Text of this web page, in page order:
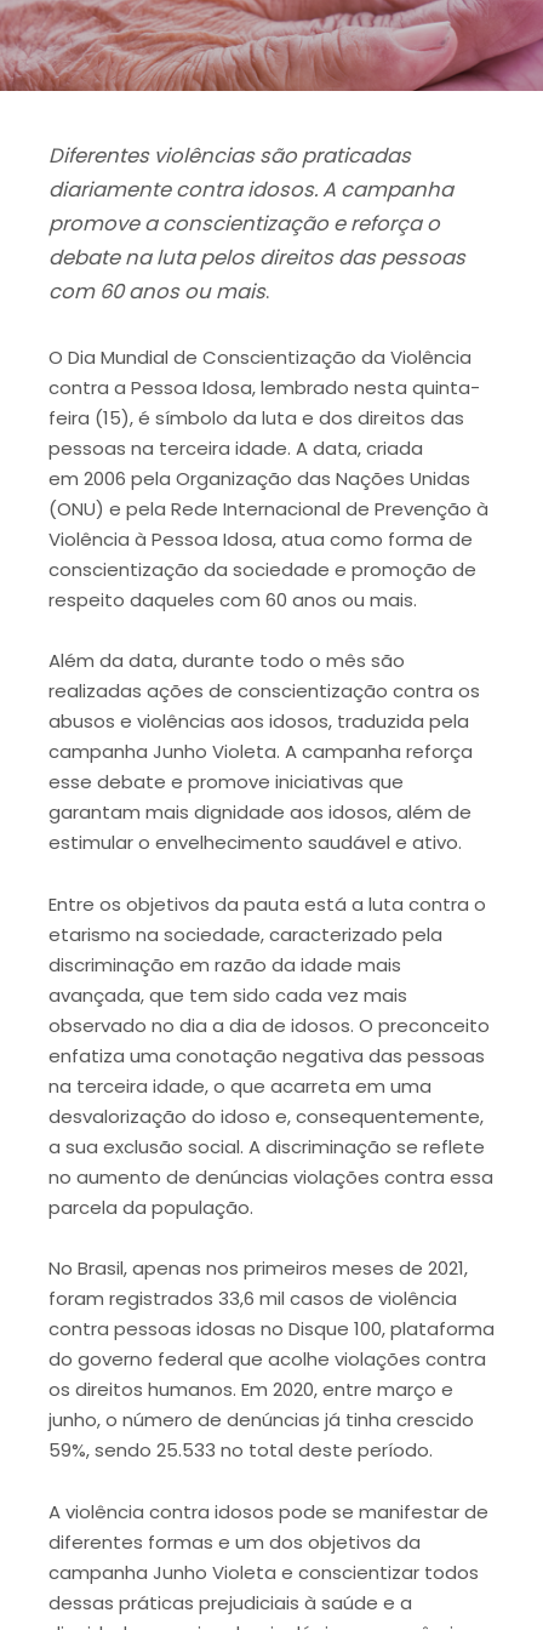
Diferentes violências são praticadas
diariamente contra idosos. A campanha
promove a conscientização e reforça o
debate na luta pelos direitos das pessoas
com 60 anos ou mais.
O Dia Mundial de Conscientização da Violência
contra a Pessoa Idosa, lembrado nesta quinta-
feira (15), é símbolo da luta e dos direitos das
pessoas na terceira idade. A data, criada
em 2006 pela Organização das Nações Unidas
(ONU) e pela Rede Internacional de Prevenção à
Violência à Pessoa Idosa, atua como forma de
conscientização da sociedade e promoção de
respeito daqueles com 60 anos ou mais.
Além da data, durante todo o mês são
realizadas ações de conscientização contra os
abusos e violências aos idosos, traduzida pela
campanha Junho Violeta. A campanha reforça
esse debate e promove iniciativas que
garantam mais dignidade aos idosos, além de
estimular o envelhecimento saudável e ativo.
Entre os objetivos da pauta está a luta contra o
etarismo na sociedade, caracterizado pela
discriminação em razão da idade mais
avançada, que tem sido cada vez mais
observado no dia a dia de idosos. O preconceito
enfatiza uma conotação negativa das pessoas
na terceira idade, o que acarreta em uma
desvalorização do idoso e, consequentemente,
a sua exclusão social. A discriminação se reflete
no aumento de denúncias violações contra essa
parcela da população.
No Brasil, apenas nos primeiros meses de 2021,
foram registrados 33,6 mil casos de violência
contra pessoas idosas no Disque 100, plataforma
do governo federal que acolhe violações contra
os direitos humanos. Em 2020, entre março e
junho, o número de denúncias já tinha crescido
59%, sendo 25.533 no total deste período.
A violência contra idosos pode se manifestar de
diferentes formas e um dos objetivos da
campanha Junho Violeta e conscientizar todos
dessas práticas prejudiciais à saúde e a